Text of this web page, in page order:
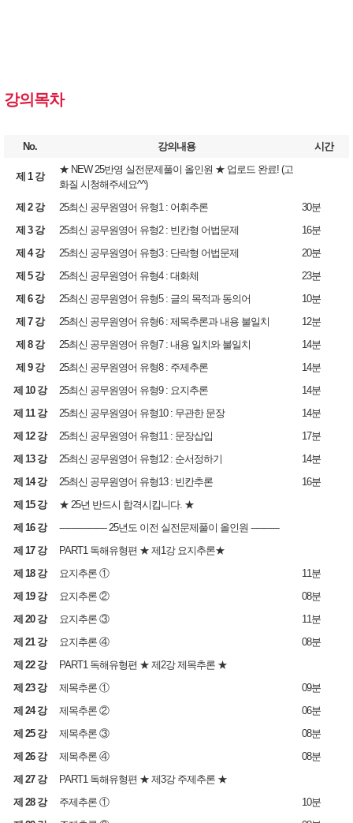
강의목차
No. 강의내용 시간
제 1 강
★ NEW 25반영 실전문제풀이 올인원 ★ 업로드 완료! (고
화질 시청해주세요^^)
제 2 강
25최신 공무원영어 유형1 : 어휘추론
30분
제 3 강
25최신 공무원영어 유형2 : 빈칸형 어법문제
16분
제 4 강
25최신 공무원영어 유형3 : 단락형 어법문제
20분
제 5 강
25최신 공무원영어 유형4 : 대화체
23분
제 6 강
25최신 공무원영어 유형5 : 글의 목적과 동의어
10분
제 7 강
25최신 공무원영어 유형6 : 제목추론과 내용 불일치
12분
제 8 강
25최신 공무원영어 유형7 : 내용 일치와 불일치
14분
제 9 강
25최신 공무원영어 유형8 : 주제추론
14분
제 10 강
25최신 공무원영어 유형9 : 요지추론
14분
제 11 강
25최신 공무원영어 유형10 : 무관한 문장
14분
제 12 강
25최신 공무원영어 유형11 : 문장삽입
17분
제 13 강
25최신 공무원영어 유형12 : 순서정하기
14분
제 14 강
25최신 공무원영어 유형13 : 빈칸추론
16분
제 15 강
★ 25년 반드시 합격시킵니다. ★
제 16 강
-------------------- 25년도 이전 실전문제풀이 올인원 ------------
제 17 강
PART1 독해유형편 ★ 제1강 요지추론★
제 18 강
요지추론 ①
11분
제 19 강
요지추론 ②
08분
제 20 강
요지추론 ③
11분
제 21 강
요지추론 ④
08분
제 22 강
PART1 독해유형편 ★ 제2강 제목추론 ★
제 23 강
제목추론 ①
09분
제 24 강
제목추론 ②
06분
제 25 강
제목추론 ③
08분
제 26 강
제목추론 ④
08분
제 27 강
PART1 독해유형편 ★ 제3강 주제추론 ★
제 28 강
주제추론 ①
10분